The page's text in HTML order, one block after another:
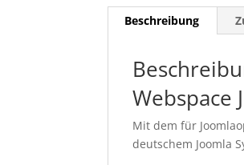
Beschreibung
Webspace
Mit dem für
deutschem Joomla